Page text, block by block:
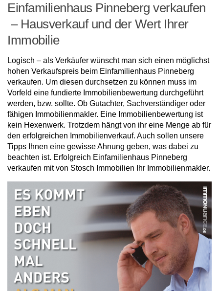
Einfamilienhaus Pinneberg verkaufen
– Hausverkauf und der Wert Ihrer
Immobilie
Logisch – als Verkäufer wünscht man sich einen möglichst
hohen Verkaufspreis beim Einfamilienhaus Pinneberg
verkaufen. Um diesen durchsetzen zu können muss im
Vorfeld eine fundierte Immobilienbewertung durchgeführt
werden, bzw. sollte. Ob Gutachter, Sachverständiger oder
fähigen Immobilienmakler. Eine Immobilienbewertung ist
kein Hexenwerk. Trotzdem hängt von ihr eine Menge ab für
den erfolgreichen Immobilienverkauf. Auch sollen unsere
Tipps Ihnen eine gewisse Ahnung geben, was dabei zu
beachten ist. Erfolgreich Einfamilienhaus Pinneberg
verkaufen mit von Stosch Immobilien Ihr Immobilienmakler.